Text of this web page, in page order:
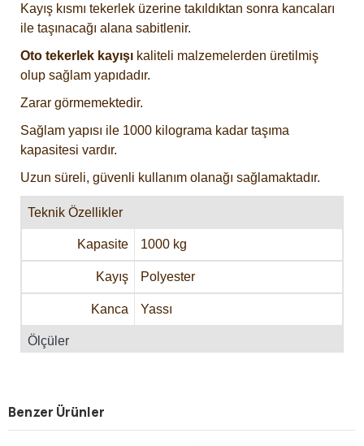
Kayış kısmı tekerlek üzerine takıldıktan sonra kancaları
ile taşınacağı alana sabitlenir.
Oto tekerlek kayışı kaliteli malzemelerden üretilmiş
olup sağlam yapıdadır.
Zarar görmemektedir.
Sağlam yapısı ile 1000 kilograma kadar taşıma
kapasitesi vardır.
Uzun süreli, güvenli kullanım olanağı sağlamaktadır.
Teknik Özellikler
Kapasite 1000 kg
Kayış Polyester
Kanca Yassı
Ölçüler
Benzer Ürünler